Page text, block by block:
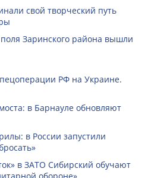
свой творческий путь
Заринского района вышли
РФ на Украине.
в Барнауле обновляют
в России запустили
в ЗАТО Сибирский обучают